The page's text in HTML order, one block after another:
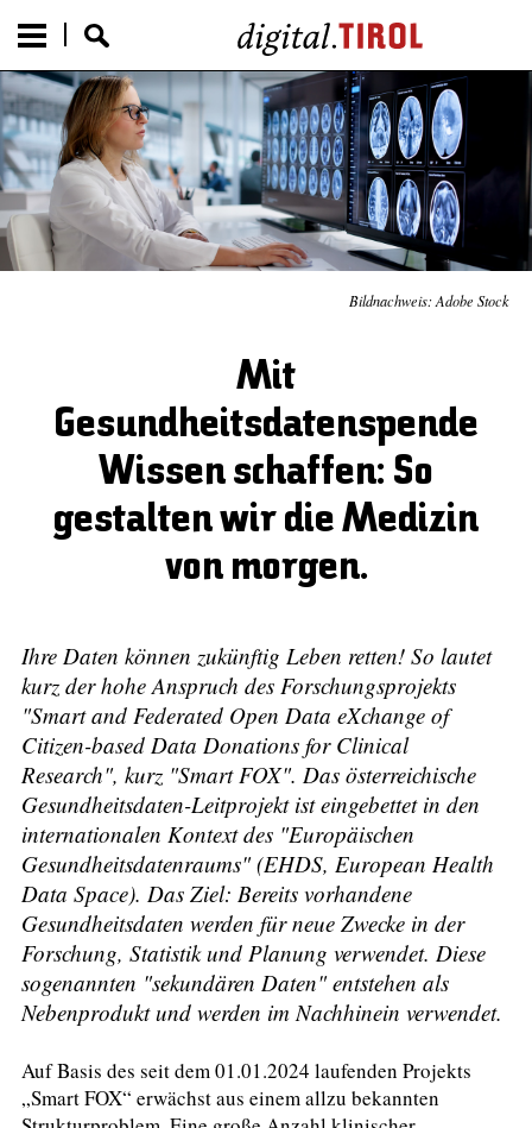
Bildnachweis: Adobe Stock
Mit
Gesundheitsdatenspende
Wissen schaffen: So
gestalten wir die Medizin
von morgen.
Ihre Daten können zukünftig Leben retten! So lautet
kurz der hohe Anspruch des Forschungsprojekts
"Smart and Federated Open Data eXchange of
Citizen-based Data Donations for Clinical
Research", kurz "Smart FOX". Das österreichische
Gesundheitsdaten-Leitprojekt ist eingebettet in den
internationalen Kontext des "Europäischen
Gesundheitsdatenraums" (EHDS, European Health
Data Space). Das Ziel: Bereits vorhandene
Gesundheitsdaten werden für neue Zwecke in der
Forschung, Statistik und Planung verwendet. Diese
sogenannten "sekundären Daten" entstehen als
Nebenprodukt und werden im Nachhinein verwendet.
Auf Basis des seit dem 01.01.2024 laufenden Projekts
„Smart FOX“ erwächst aus einem allzu bekannten